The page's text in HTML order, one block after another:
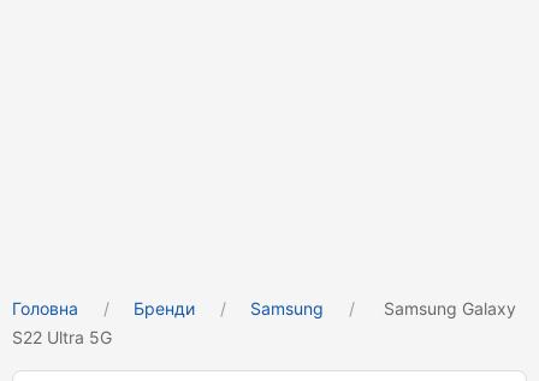
Головна Бренди Samsung
Samsung Galaxy
S22 Ultra 5G